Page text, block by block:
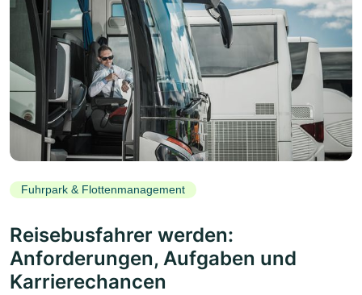
Fuhrpark & Flottenmanagement
Reisebusfahrer werden:
Anforderungen, Aufgaben und
Karrierechancen